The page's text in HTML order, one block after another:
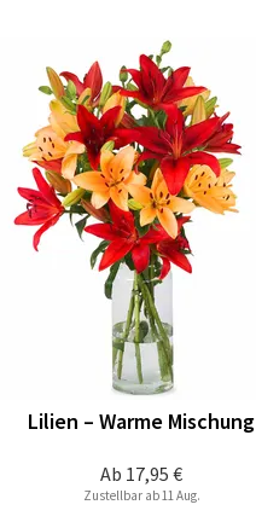
Ab 17,95 €
Lilien – Warme Mischung
Zustellbar ab 11 Aug.